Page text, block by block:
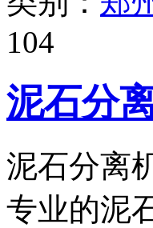
104
泥石分
泥石分离
专业的泥